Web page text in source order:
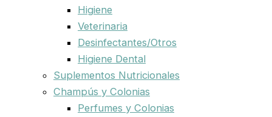
Higiene
Veterinaria
Desinfectantes/Otros
Higiene Dental
Suplementos Nutricionales
Champús y Colonias
Perfumes y Colonias